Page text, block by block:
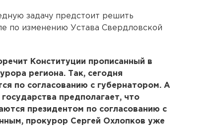
задачу предстоит решить
по изменению Устава Свердловской
Конституции прописанный в
региона. Так, сегодня
по согласованию с губернатором. А
предполагает, что
президентом по согласованию с
прокурор Сергей Охлопков уже